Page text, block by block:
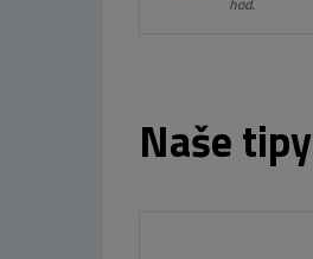
Naše tipy